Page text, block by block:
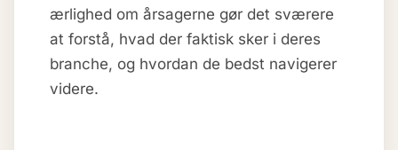
ærlighed om årsagerne gør det sværere
at forstå, hvad der faktisk sker i deres
branche, og hvordan de bedst navigerer
videre.